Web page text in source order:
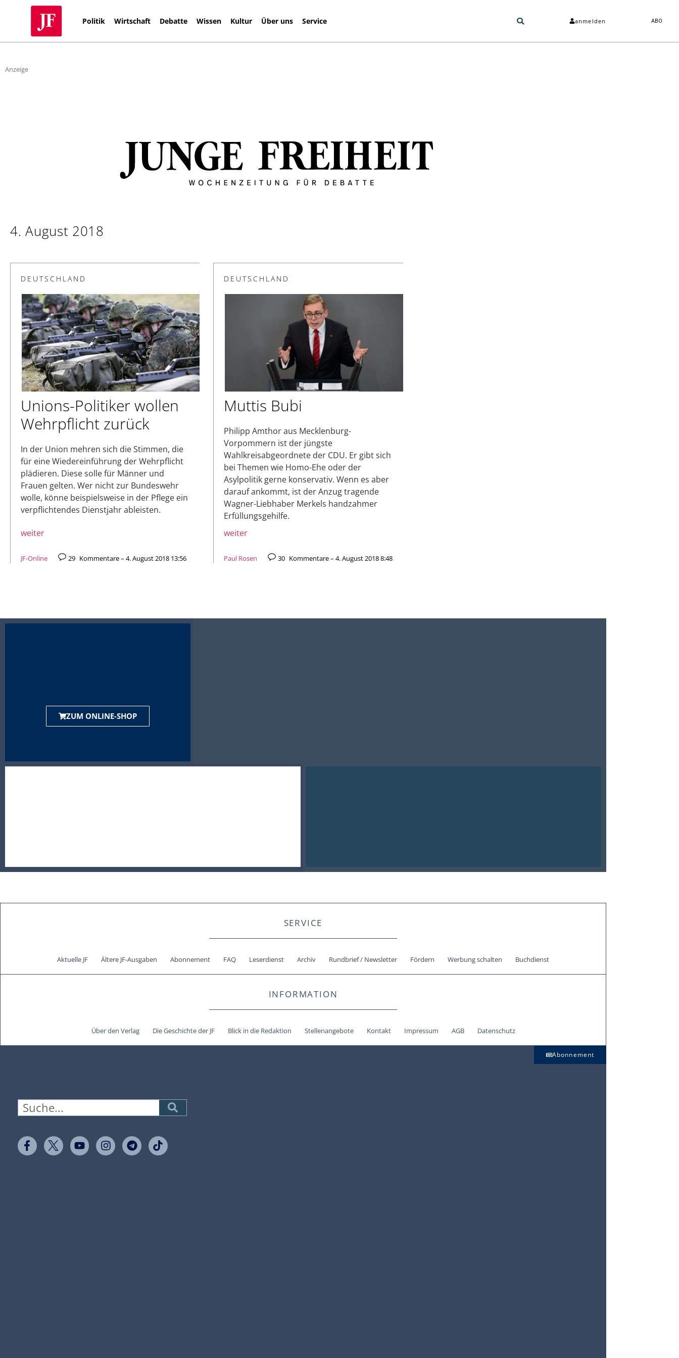
Politik Wirtschaft Debatte Wissen Kultur Über uns Service anmelden ABO
Anzeige
4. August 2018
DEUTSCHLAND
Unions-Politiker wollen
Wehrpflicht zurück
In der Union mehren sich die Stimmen, die
für eine Wiedereinführung der Wehrpflicht
plädieren. Diese solle für Männer und
Frauen gelten. Wer nicht zur Bundeswehr
wolle, könne beispielsweise in der Pflege ein
verpflichtendes Dienstjahr ableisten.
weiter
JF-Online 29 Kommentare – 4. August 2018 13:56
DEUTSCHLAND
Muttis Bubi
Philipp Amthor aus Mecklenburg-
Vorpommern ist der jüngste
Wahlkreisabgeordnete der CDU. Er gibt sich
bei Themen wie Homo-Ehe oder der
Asylpolitik gerne konservativ. Wenn es aber
darauf ankommt, ist der Anzug tragende
Wagner-Liebhaber Merkels handzahmer
Erfüllungsgehilfe.
weiter
Paul Rosen 30 Kommentare – 4. August 2018 8:48
ZUM ONLINE-SHOP
SERVICE
Aktuelle JF Ältere JF-Ausgaben Abonnement FAQ Leserdienst Archiv Rundbrief / Newsletter Fördern Werbung schalten Buchdienst
INFORMATION
Über den Verlag Die Geschichte der JF Blick in die Redaktion Stellenangebote Kontakt Impressum AGB Datenschutz
Abonnement